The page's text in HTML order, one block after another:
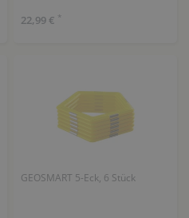
22,99 € *
GEOSMART 5-Eck, 6 Stück